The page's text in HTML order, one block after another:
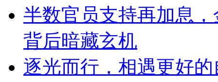
半数官员支持再加息
背后暗藏玄机
逐光而行，相遇更好